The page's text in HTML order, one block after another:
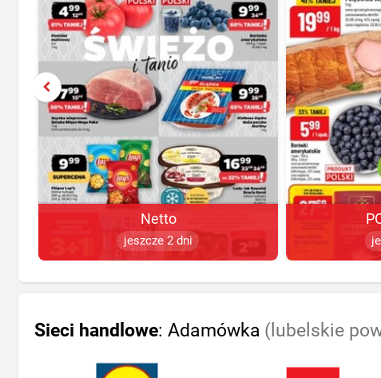
Netto
jeszcze 2 dni
Sieci handlowe: Adamówka (lubelskie